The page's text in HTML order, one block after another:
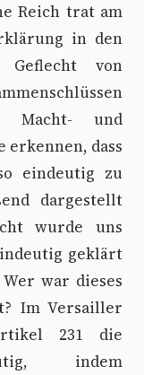
Reich trat am
in den
von
Macht- und
erkennen, dass
eindeutig zu
dargestellt
wurde uns
geklärt
war dieses
Im Versailler
231 die
indem